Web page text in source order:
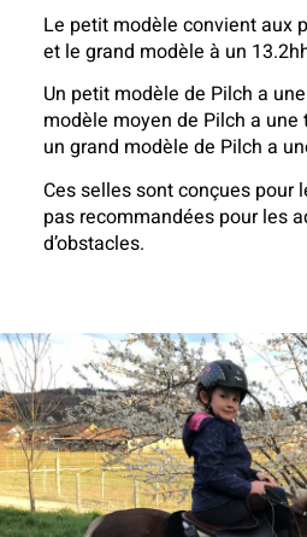
Le petit modèle convient aux
et le grand modèle à un
Un petit modèle de Pilch a
modèle moyen de Pilch a
un grand modèle de Pilch a
Ces selles sont conçues pour
pas recommandées pour les
d’obstacles.